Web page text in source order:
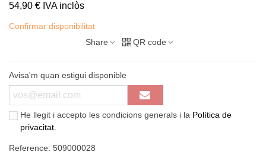
54,90 € IVA inclòs
Confirmar disponibilitat
Share
QR code
Avisa'm quan estigui disponible
He llegit i accepto les condicions generals i la Política de
privacitat
Reference: 509000028